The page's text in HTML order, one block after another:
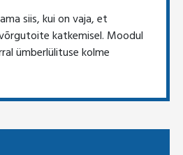
siis, kui on vaja, et
katkemisel. Moodul
ümberlülituse kolme